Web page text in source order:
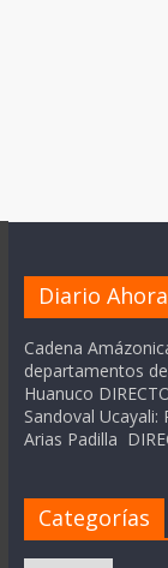
Diario Ahora
Cadena
departamentos
Huanuco
Sandoval Ucayali:
Arias Padilla
Categorías